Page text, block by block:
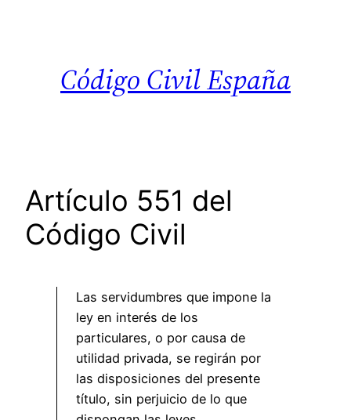
Código Civil España
Artículo 551 del
Código Civil
Las servidumbres que impone la
ley en interés de los
particulares, o por causa de
utilidad privada, se regirán por
las disposiciones del presente
título, sin perjuicio de lo que